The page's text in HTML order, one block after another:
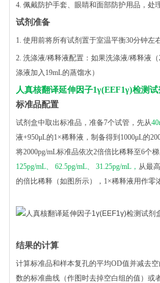
4. 佩戴防护手套、眼睛和面部防护用品，处
试剂准备
1. 使用前将所有试剂置于室温平衡30分钟左右
2. 洗涤液/稀释液配置：如果洗涤液/稀释液
涤液加入19mL的蒸馏水）
人真核翻译延伸因子1γ(EEF1γ)检测
标准品配置
试剂盒中取出标准品，准备7个试管，先从
液+950μL的1×稀释液，制备得到1000μL的
将2000pg/mL标准品依次2倍倍比稀释至6个
125pg/mL、 62.5pg/mL、 31.25pg/mL， 从最
的倍比稀释（如图所示），1×稀释液用作零
结果的计算
计算标准品和样本复孔的平均OD值并减去
数的标准曲线（作图时去掉空白组的值）或